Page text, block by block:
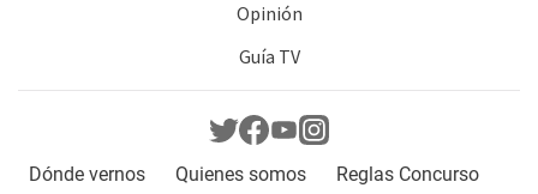
Opinión
Guía TV
Dónde vernos Quienes somos
Reglas Concurso